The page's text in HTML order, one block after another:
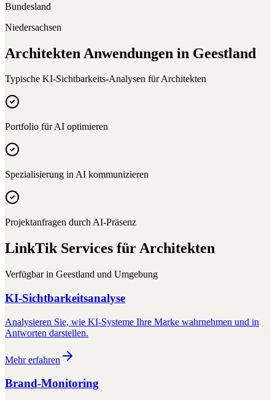
Bundesland
Niedersachsen
Architekten Anwendungen in Geestland
Typische KI-Sichtbarkeits-Analysen fürArchitekten
Portfolio für AI optimieren
Spezialisierung in AI kommunizieren
Projektanfragen durch AI-Präsenz
LinkTik Services fürArchitekten
Verfügbar in Geestland und Umgebung
KI-Sichtbarkeitsanalyse
Analysieren Sie, wie KI-Systeme Ihre Marke wahrnehmen und in
Antworten darstellen.
Mehr erfahren
Brand-Monitoring